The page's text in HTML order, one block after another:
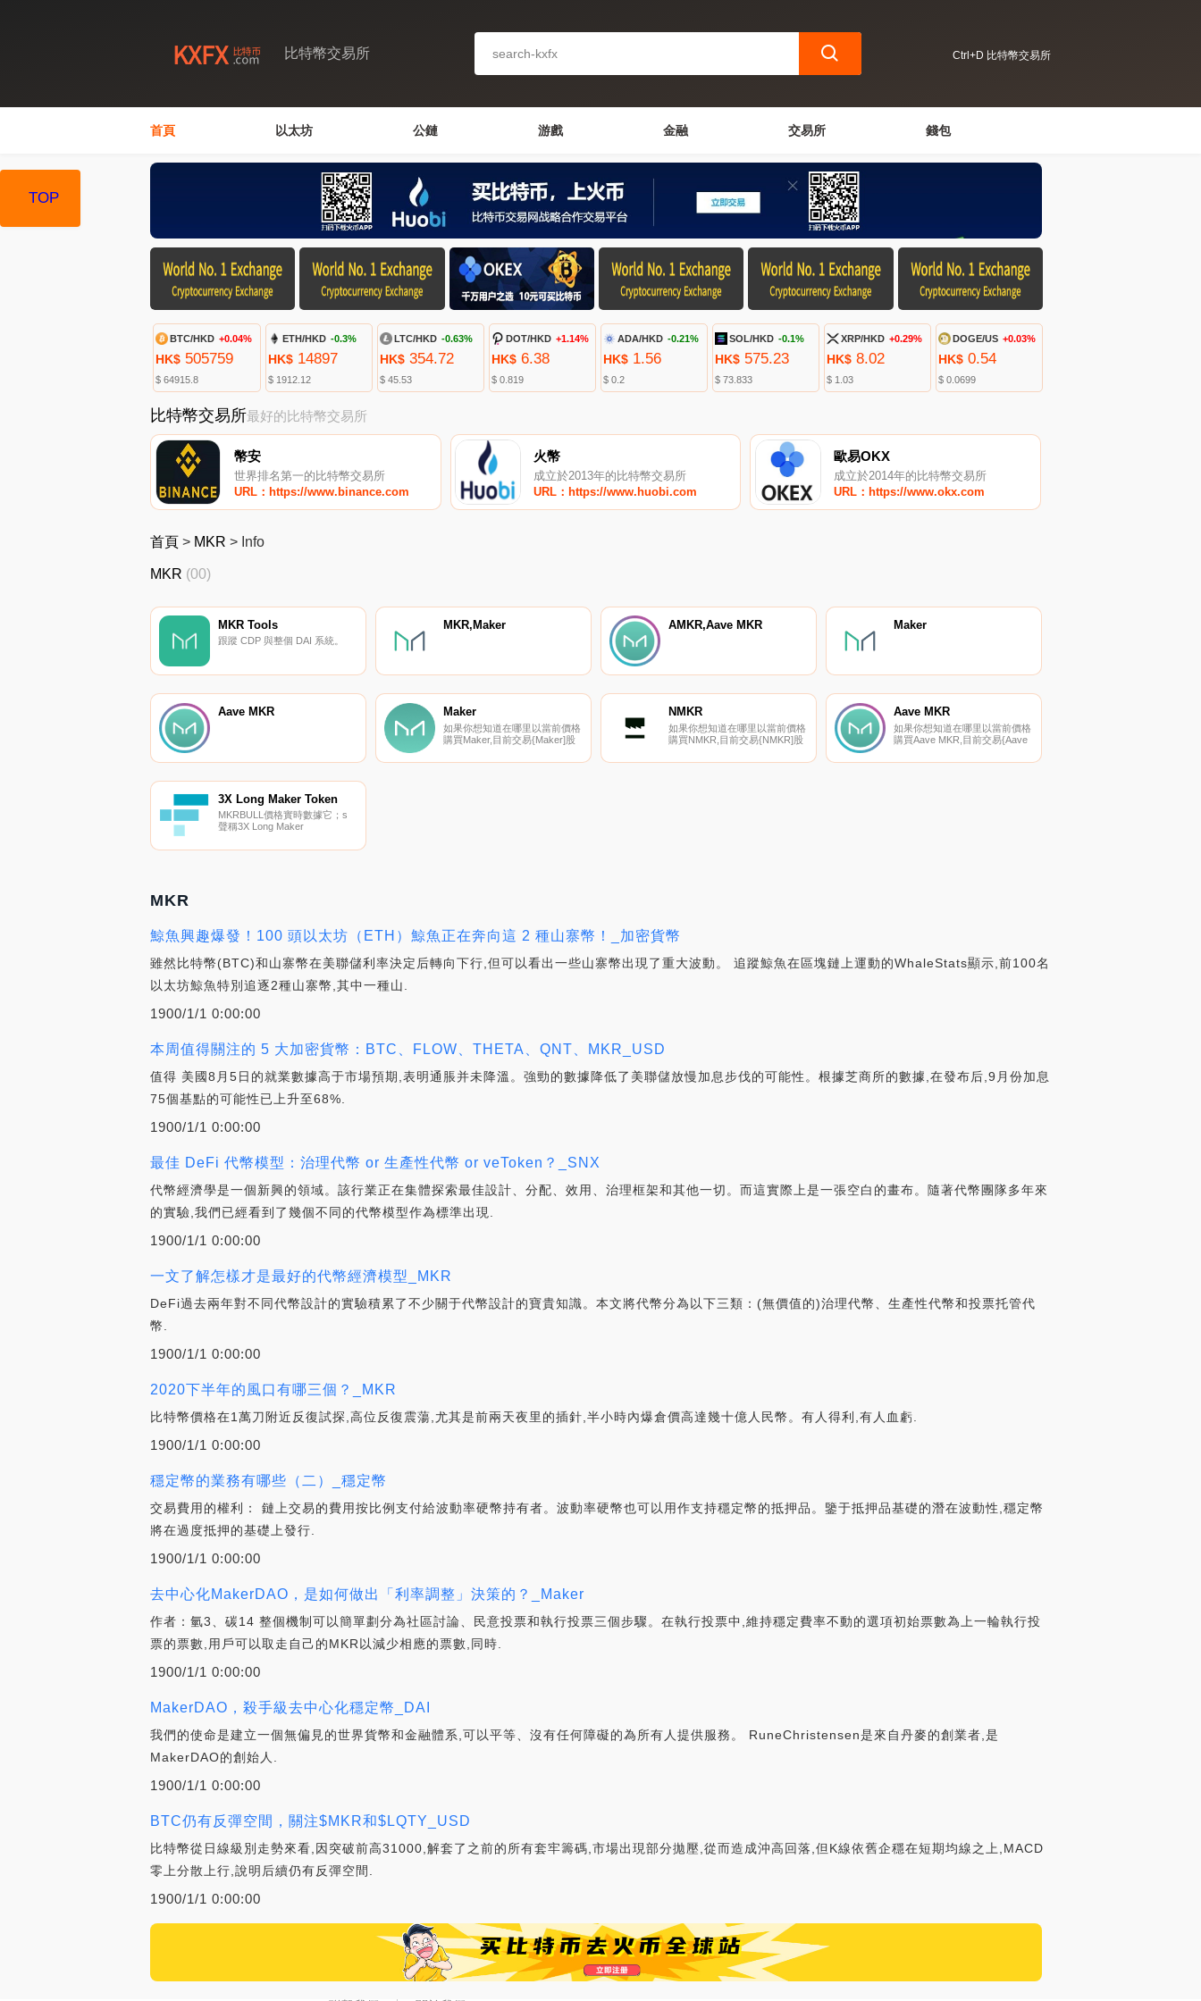
比特幣交易所 Ctrl+D 比特幣交易所
首頁 以太坊 公鏈 游戲 金融 交易所 錢包
BTC/HKD +0.04%
HK$ 505759
$ 64915.8
ETH/HKD -0.3%
HK$14897
$ 1912.12
LTC/HKD -0.63%
HK$354.72
$ 45.53
DOT/HKD +1.14%
HK$6.38
$ 0.819
ADA/HKD -0.21%
HK$1.56
$ 0.2
SOL/HKD -0.1%
HK$ 575.23
$ 73.833
XRP/HKD +0.29%
HK$ 8.02
$ 1.03
DOGE/US +0.03%
HK$ 0.54
$ 0.0699
比特幣交易所最好的比特幣交易所
幣安
世界排名第一的比特幣交易所
URL：https://www.binance.com
火幣
成立於2013年的比特幣交易所
URL：https://www.huobi.com
歐易OKX
成立於2014年的比特幣交易所
URL：https://www.okx.com
首頁 > MKR > Info
TOP
MKR (00)
MKR Tools
跟蹤 CDP 與整個 DAI 系統。
MKR,Maker AMKR,Aave MKR Maker
Aave MKR Maker
如果你想知道在哪里以當前價格
購買Maker,目前交易{Maker]股
Binance、OKX、Deepcoin、
NMKR
如果你想知道在哪里以當前價格
購買NMKR,目前交易{NMKR]股
Bitrue和LCX Exchange。您可
Aave MKR
如果你想知道在哪里以當前價格
購買Aave MKR,目前交易{Aave
所是Aave。您可以在我們的加
3X Long Maker Token
MKRBULL價格實時數據它；s
聲稱3X Long Maker
ERC20代幣,它尋求的回報相當
MKR
鯨魚興趣爆發！100 頭以太坊（ETH）鯨魚正在奔向這 2 種山寨幣！_加密貨幣
雖然比特幣(BTC)和山寨幣在美聯儲利率決定后轉向下行,但可以看出一些山寨幣出現了重大波動。 追蹤鯨魚在區塊鏈上運動的WhaleStats顯示,前100名
以太坊鯨魚特別追逐2種山寨幣,其中一種山.
1900/1/1 0:00:00
本周值得關注的 5 大加密貨幣：BTC、FLOW、THETA、QNT、MKR_USD
值得 美國8月5日的就業數據高于市場預期,表明通脹并未降溫。強勁的數據降低了美聯儲放慢加息步伐的可能性。根據芝商所的數據,在發布后,9月份加息
75個基點的可能性已上升至68%.
1900/1/1 0:00:00
最佳 DeFi 代幣模型：治理代幣 or 生產性代幣 or veToken？_SNX
代幣經濟學是一個新興的領域。該行業正在集體探索最佳設計、分配、效用、治理框架和其他一切。而這實際上是一張空白的畫布。隨著代幣團隊多年來
的實驗,我們已經看到了幾個不同的代幣模型作為標準出現.
1900/1/1 0:00:00
一文了解怎樣才是最好的代幣經濟模型_MKR
DeFi過去兩年對不同代幣設計的實驗積累了不少關于代幣設計的寶貴知識。本文將代幣分為以下三類：(無價值的)治理代幣、生產性代幣和投票托管代
幣.
1900/1/1 0:00:00
2020下半年的風口有哪三個？_MKR
比特幣價格在1萬刀附近反復試探,高位反復震蕩,尤其是前兩天夜里的插針,半小時內爆倉價高達幾十億人民幣。有人得利,有人血虧.
1900/1/1 0:00:00
穩定幣的業務有哪些（二）_穩定幣
交易費用的權利： 鏈上交易的費用按比例支付給波動率硬幣持有者。波動率硬幣也可以用作支持穩定幣的抵押品。鑒于抵押品基礎的潛在波動性,穩定幣
將在過度抵押的基礎上發行.
1900/1/1 0:00:00
去中心化MakerDAO，是如何做出「利率調整」決策的？_Maker
作者：氫3、碳14 整個機制可以簡單劃分為社區討論、民意投票和執行投票三個步驟。在執行投票中,維持穩定費率不動的選項初始票數為上一輪執行投
票的票數,用戶可以取走自己的MKR以減少相應的票數,同時.
1900/1/1 0:00:00
MakerDAO，殺手級去中心化穩定幣_DAI
我們的使命是建立一個無偏見的世界貨幣和金融體系,可以平等、沒有任何障礙的為所有人提供服務。 RuneChristensen是來自丹麥的創業者,是
MakerDAO的創始人.
1900/1/1 0:00:00
BTC仍有反彈空間，關注$MKR和$LQTY_USD
比特幣從日線級別走勢來看,因突破前高31000,解套了之前的所有套牢籌碼,市場出現部分拋壓,從而造成沖高回落,但K線依舊企穩在短期均線之上,MACD
零上分散上行,說明后續仍有反彈空間.
1900/1/1 0:00:00